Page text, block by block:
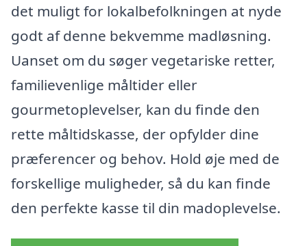
det muligt for lokalbefolkningen at nyde
godt af denne bekvemme madløsning.
Uanset om du søger vegetariske retter,
familievenlige måltider eller
gourmetoplevelser, kan du finde den
rette måltidskasse, der opfylder dine
præferencer og behov. Hold øje med de
forskellige muligheder, så du kan finde
den perfekte kasse til din madoplevelse.